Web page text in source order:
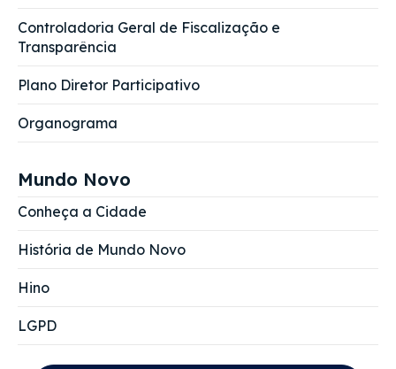
Controladoria Geral de Fiscalização e
Transparência
Plano Diretor Participativo
Organograma
Mundo Novo
Conheça a Cidade
História de Mundo Novo
Hino
LGPD